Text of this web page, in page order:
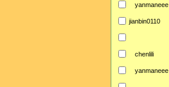
yanmaneee
jianbin0110
chenlili
yanmaneee